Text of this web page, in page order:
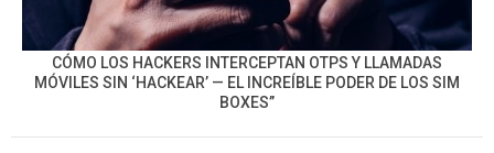
CÓMO LOS HACKERS INTERCEPTAN OTPS Y LLAMADAS
MÓVILES SIN ‘HACKEAR’ — EL INCREÍBLE PODER DE LOS SIM
BOXES”